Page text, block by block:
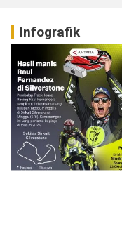
Infografik